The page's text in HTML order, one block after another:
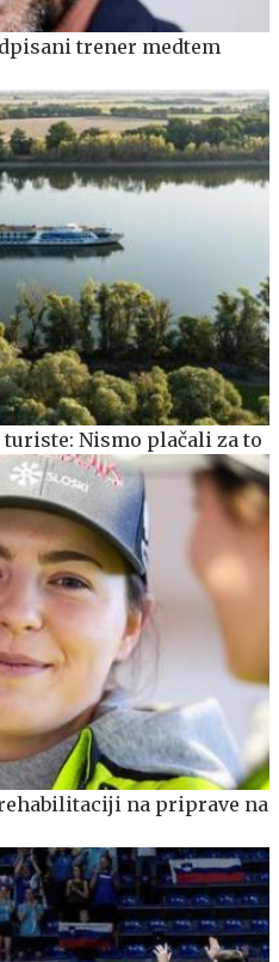
trener medtem
turiste: Nismo plačali za to
na priprave na